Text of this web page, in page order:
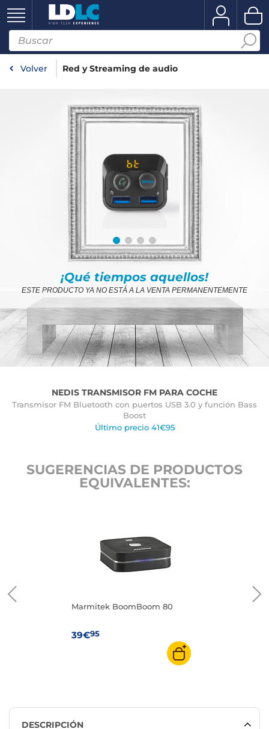
Volver Red y Streaming de audio
¡Qué tiempos aquellos!
ESTE PRODUCTO YA NO ESTÁ A LA VENTA PERMANENTEMENTE
NEDIS TRANSMISOR FM PARA COCHE
Transmisor FM Bluetooth con puertos USB 3.0 y función Bass
Boost
Último precio 41€95
SUGERENCIAS DE PRODUCTOS
EQUIVALENTES:
Marmitek BoomBoom 80
39€95
DESCRIPCIÓN